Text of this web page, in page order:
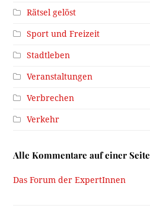
Rätsel gelöst
Sport und Freizeit
Stadtleben
Veranstaltungen
Verbrechen
Verkehr
Alle Kommentare auf einer Seite
Das Forum der ExpertInnen